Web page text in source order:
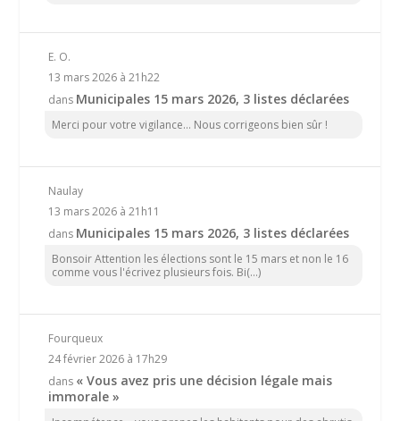
E. O.
13 mars 2026 à 21h22
dans Municipales 15 mars 2026, 3 listes déclarées
Merci pour votre vigilance... Nous corrigeons bien sûr !
Naulay
13 mars 2026 à 21h11
dans Municipales 15 mars 2026, 3 listes déclarées
Bonsoir Attention les élections sont le 15 mars et non le 16
comme vous l'écrivez plusieurs fois. Bi(...)
Fourqueux
24 février 2026 à 17h29
dans « Vous avez pris une décision légale mais
immorale »